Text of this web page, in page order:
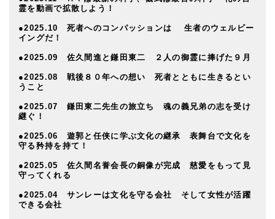
霊を動画で拡散しよう！
●2025.10 死者へのコンパッションは 生者のウェルビー
イングだ！
●2025.09 佐久間進と鎌田東二 ２人の御霊に捧げた９月
●2025.08 戦後８０年への想い 死者とともに生きるとい
うこと
●2025.07 鎌田東二先生の旅立ち 魂の義兄弟の志を受け
継ぐ！
●2025.06 遊郭と任侠に学ぶ文化の継承 表舞台で文化を
守る矜持を持て！
●2025.05 佐久間名誉会長の銅像が完成 慈愛をもって見
守ってくれる
●2025.04 サンレーは文化を守る会社 そして女性が活躍
できる会社